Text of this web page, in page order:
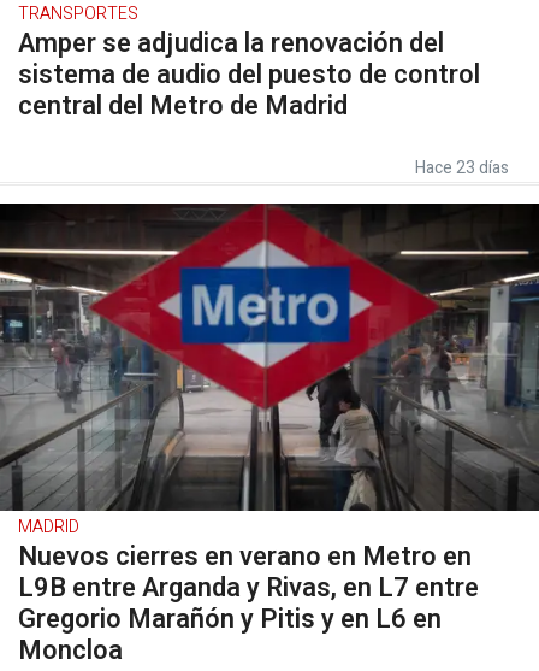
TRANSPORTES
Amper se adjudica la renovación del
sistema de audio del puesto de control
central del Metro de Madrid
Hace 23 días
MADRID
Nuevos cierres en verano en Metro en
L9B entre Arganda y Rivas, en L7 entre
Gregorio Marañón y Pitis y en L6 en
Moncloa